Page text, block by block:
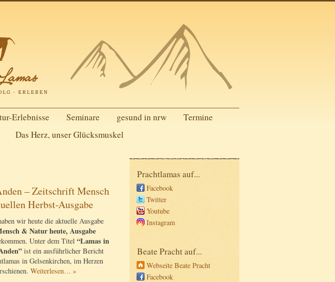
Erlebnisse Seminare gesund in nrw
Termine
Das Herz, unser Glücksmuskel
Prachtlamas auf...
Facebook
Twitter
Youtube
Instagram
Beate Pracht auf...
Webseite Beate Pracht
Facebook
– Zeitschrift Mensch
Herbst-Ausgabe
wir heute die aktuelle Ausgabe
& Natur heute, Ausgabe
Unter dem Titel “Lamas in
ist ein ausführlicher Bericht
in Gelsenkirchen, im Herzen
Weiterlesen… »